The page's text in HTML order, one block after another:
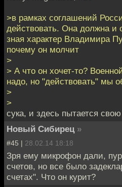
>в рамках соглашений
действовать. Она должна и
зная характер Владимира
почему он молчит
>
> А что он хочет-то?
надо, но "действовать" мы
>
>
сука, и здесь пытается
Новый Сибирец »
#45 | 28.02.14 18:18
Зря ему микрофон дали,
счетов, но все было
счетах". Что он курит?